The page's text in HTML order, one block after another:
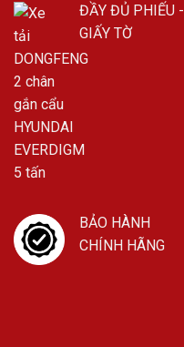
ĐẦY ĐỦ PHIẾU -
GIẤY TỜ
BẢO HÀNH
CHÍNH HÃNG